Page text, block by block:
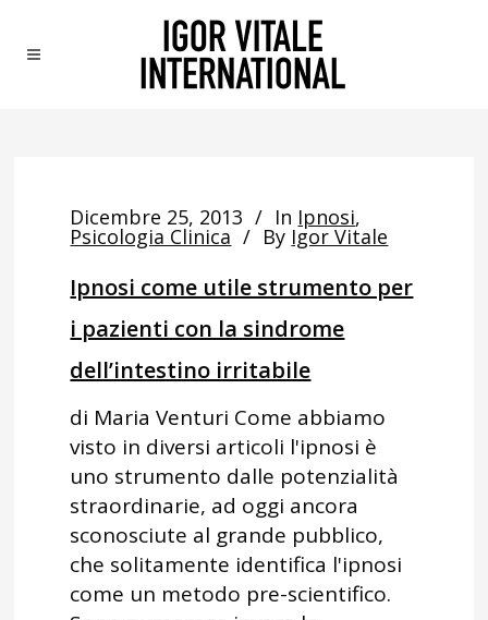
Dicembre 25, 2013 In Ipnosi,
Psicologia Clinica By Igor Vitale
Ipnosi come utile strumento per
i pazienti con la sindrome
dell’intestino irritabile
di Maria Venturi Come abbiamo
visto in diversi articoli l'ipnosi è
uno strumento dalle potenzialità
straordinarie, ad oggi ancora
sconosciute al grande pubblico,
che solitamente identifica l'ipnosi
come un metodo pre-scientifico.